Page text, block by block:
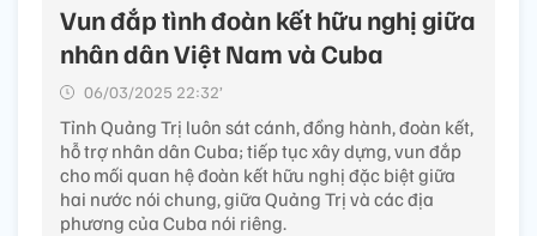
Vun đắp tình đoàn kết hữu nghị giữa
nhân dân Việt Nam và Cuba
06/03/2025 22:32’
Tỉnh Quảng Trị luôn sát cánh, đồng hành, đoàn kết,
hỗ trợ nhân dân Cuba; tiếp tục xây dựng, vun đắp
cho mối quan hệ đoàn kết hữu nghị đặc biệt giữa
hai nước nói chung, giữa Quảng Trị và các địa
phương của Cuba nói riêng.